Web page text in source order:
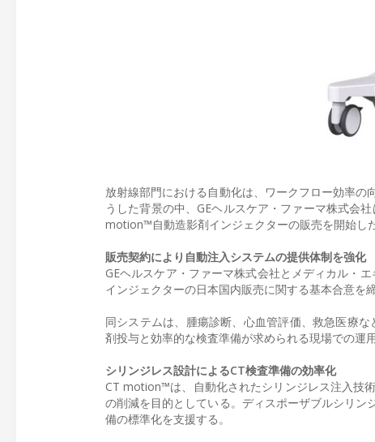
放射線部門における自動化は、ワークフロー効率
うした背景の中、GEヘルスケア・ファーマ株式会
motion™自動造影剤インジェクターの販売を開始した
販売契約により自動注入システムの提供体制を強化
GEヘルスケア・ファーマ株式会社とメディカル・
インジェクターの日本国内販売に関する基本合意を締
同システムは、腫瘍診断、心血管評価、救急医療
剤投与と効率的な検査準備が求められる現場での運
シリンジレス設計によるCT検査準備の効率化
CT motion™は、自動化されたシリンジレス注入技
の削減を目的としている。ディスポーザブルシリ
備の標準化を支援する。